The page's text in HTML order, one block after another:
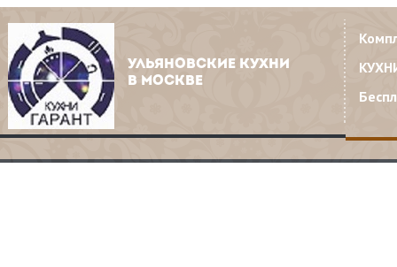
УЛЬЯНОВСКИЕ КУХНИ
В МОСКВЕ